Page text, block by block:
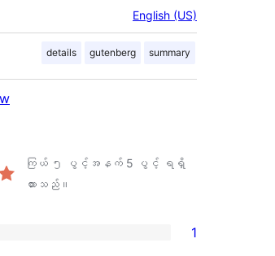
English (US)
details gutenberg summary
ကြယ် ၅ ပွင့်အနက် 5 ပွင့် ရရှိ
ထားသည်။
1